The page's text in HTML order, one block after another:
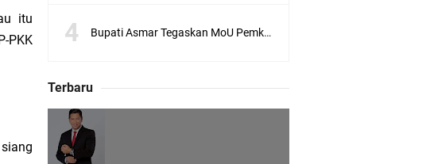
Tasik Putri Puyu
Kawasan
itu
PKK
Bupati Asmar Tegaskan MoU Pemkab dan PLN Harus Berdampak Nyata bagi Masyarakat Meranti
Terbaru